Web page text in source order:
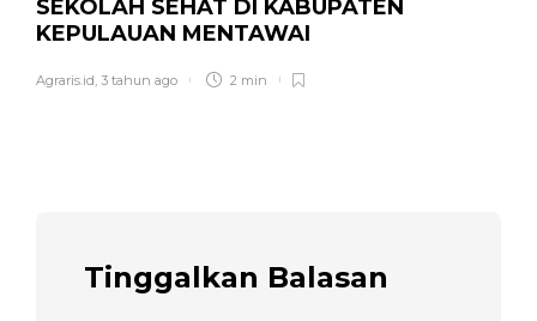
SEKOLAH SEHAT DI KABUPATEN
KEPULAUAN MENTAWAI
Agraris.id, 3 tahun ago 2 min
Tinggalkan Balasan